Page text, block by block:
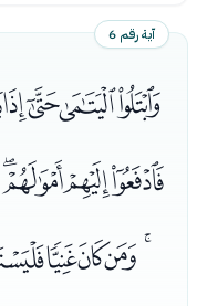
آية رقم 6